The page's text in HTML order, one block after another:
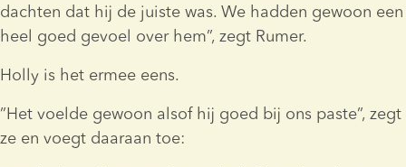
dachten dat hij de juiste was. We hadden gewoon een
heel goed gevoel over hem”, zegt Rumer.
Holly is het ermee eens.
”Het voelde gewoon alsof hij goed bij ons paste”, zegt
ze en voegt daaraan toe: